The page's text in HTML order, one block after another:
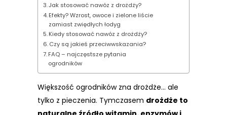
Jak stosować nawóz z drożdży?
Efekty? Wzrost, owoce i zielone liście
zamiast zwiędłych łodyg
Kiedy stosować nawóz z drożdży?
Czy są jakieś przeciwwskazania?
FAQ – najczęstsze pytania
ogrodników
Większość ogrodników zna drożdże… ale
tylko z pieczenia. Tymczasem drożdże to